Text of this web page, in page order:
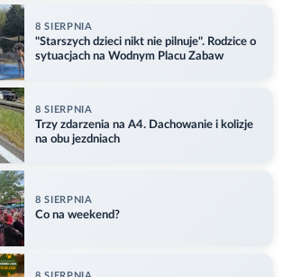
8 SIERPNIA
"Starszych dzieci nikt nie pilnuje". Rodzice o
sytuacjach na Wodnym Placu Zabaw
8 SIERPNIA
Trzy zdarzenia na A4. Dachowanie i kolizje
na obu jezdniach
8 SIERPNIA
Co na weekend?